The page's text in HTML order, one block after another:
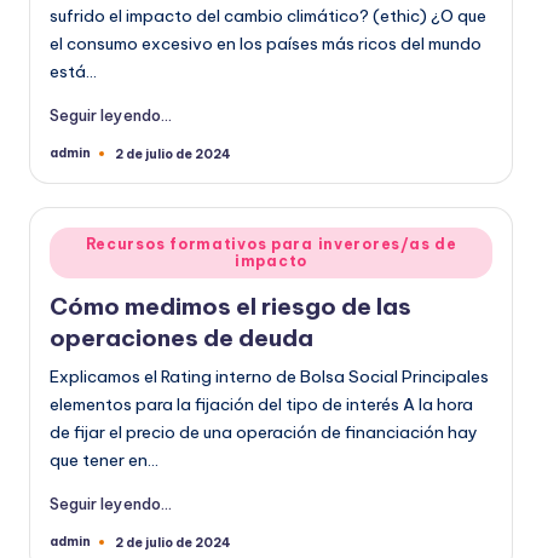
sufrido el impacto del cambio climático? (ethic) ¿O que
el consumo excesivo en los países más ricos del mundo
está…
Seguir leyendo...
Publicado
admin 2 de julio de 2024
Publicado
en
Recursos formativos para inverores/as de
impacto
Cómo medimos el riesgo de las
operaciones de deuda
Explicamos el Rating interno de Bolsa Social Principales
elementos para la fijación del tipo de interés A la hora
de fijar el precio de una operación de financiación hay
que tener en…
Seguir leyendo...
Publicado
admin 2 de julio de 2024